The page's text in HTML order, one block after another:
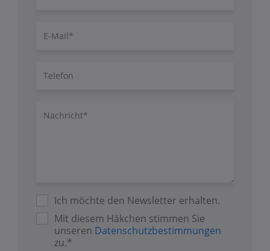
E-
Telefon
Nachricht/Fragen
Ich möchte den Newsletter erhalten.
Mit diesem Häkchen stimmen Sie
unseren Datenschutzbestimmungen
zu.*